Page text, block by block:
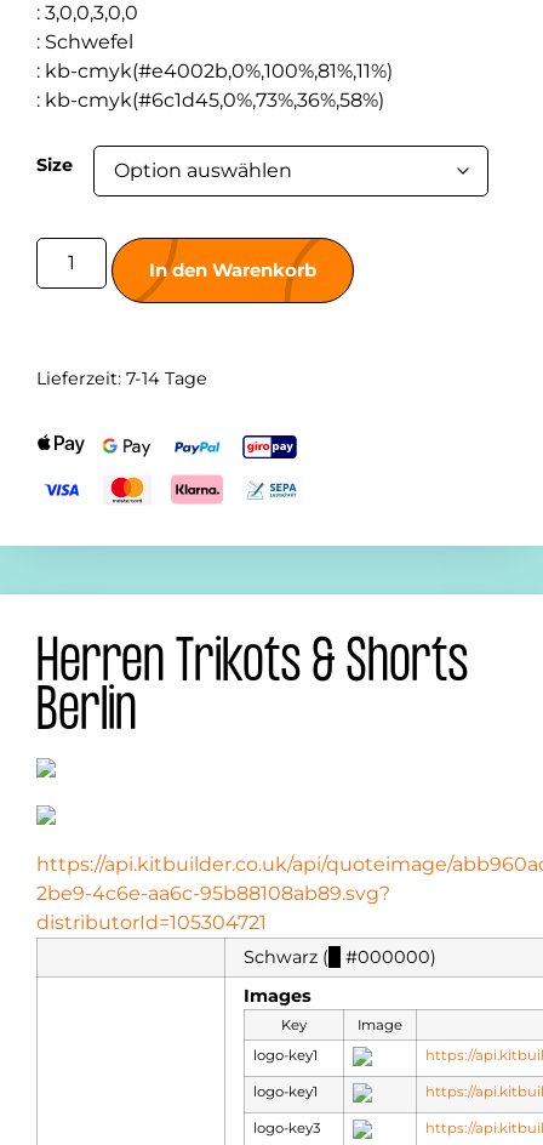
: 3,0,0,3,0,0
: Schwefel
: kb-cmyk(#e4002b,0%,100%,81%,11%)
: kb-cmyk(#6c1d45,0%,73%,36%,58%)
Size
In den Warenkorb
Lieferzeit: 7-14 Tage
Herren Trikots & Shorts
Berlin
https://api.kitbuilder.co.uk/api/quoteimage/
2be9-4c6e-aa6c-95b88108ab89.svg?
distributorId=105304721
Schwarz (
#000000)
Images
Key
Image
logo-key1
https://
logo-key1 https://
logo-key3 https://